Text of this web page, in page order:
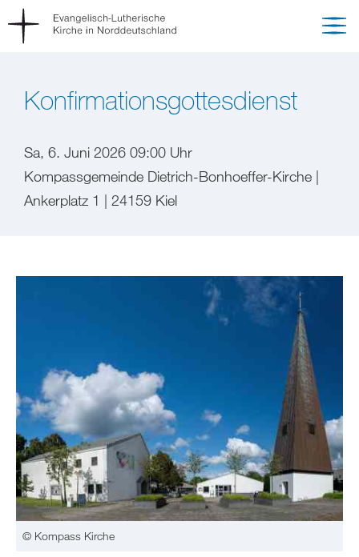
Konfirmationsgottesdienst
Sa, 6. Juni 2026 09:00 Uhr
Kompassgemeinde Dietrich-Bonhoeffer-Kirche |
Ankerplatz 1 | 24159 Kiel
© Kompass Kirche